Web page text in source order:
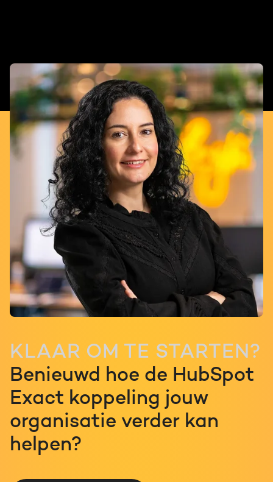
KLAAR OM TE STARTEN?
Benieuwd hoe de HubSpot
Exact koppeling jouw
organisatie verder kan
helpen?